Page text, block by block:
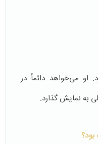
او می‌خواهد دائماً در
به نمایش گذارد.